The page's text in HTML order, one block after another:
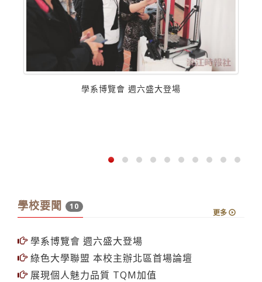
學系博覽會 週六盛大登場
學校要聞 10
更多
學系博覽會 週六盛大登場
綠色大學聯盟 本校主辦北區首場論壇
展現個人魅力品質 TQM加值